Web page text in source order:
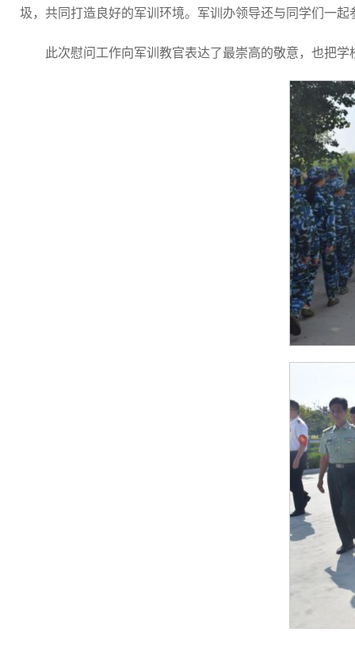
圾，共同打造良好的军训环境。军训办领导还与同学们一
此次慰问工作向军训教官表达了最崇高的敬意，也把